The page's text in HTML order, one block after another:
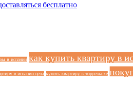
бесплатно
в испании как купить квартиру в
в испании цена купить квартиру в торревьехе